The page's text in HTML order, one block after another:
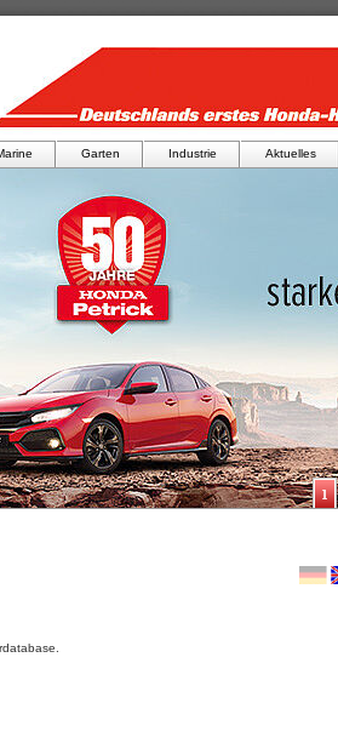
Garten Industrie Aktuelles